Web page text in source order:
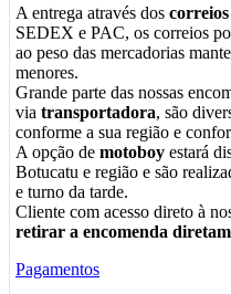
A entrega através dos correios
SEDEX e PAC, os correios
ao peso das mercadorias
menores.
Grande parte das nossas
via transportadora, são
conforme a sua região e
A opção de motoboy estará
Botucatu e região e são
e turno da tarde.
Cliente com acesso direto à
retirar a encomenda
Pagamentos